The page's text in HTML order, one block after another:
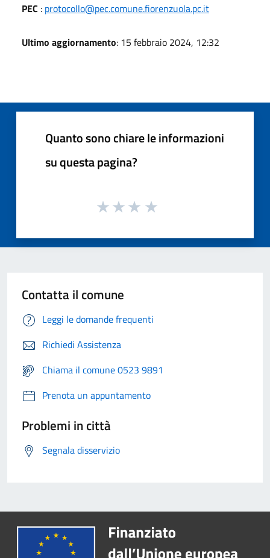
PEC : protocollo@pec.comune.fiorenzuola.pc.it
Ultimo aggiornamento: 15 febbraio 2024, 12:32
Quanto sono chiare le informazioni
su questa pagina?
Contatta il comune
Leggi le domande frequenti
Richiedi Assistenza
Chiama il comune 0523 9891
Prenota un appuntamento
Problemi in città
Segnala disservizio